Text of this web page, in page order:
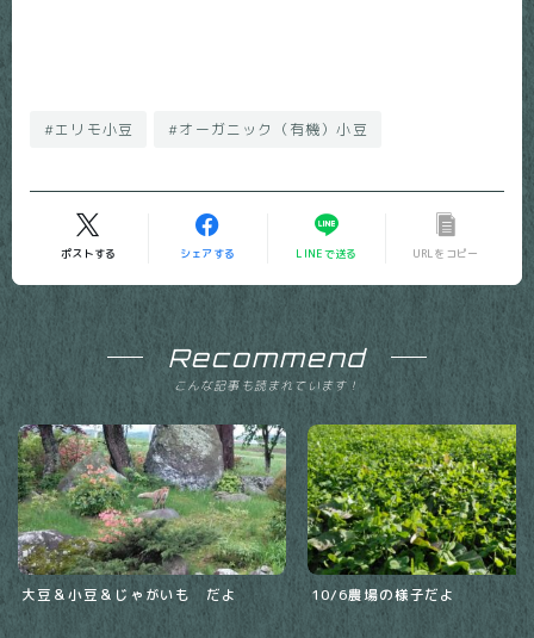
#エリモ小豆 #オーガニック（有機）小豆
ポストする シェアする LINEで送る URLをコピー
Recommend
こんな記事も読まれています！
大豆＆小豆＆じゃがいも だよ 10/6農場の様子だよ